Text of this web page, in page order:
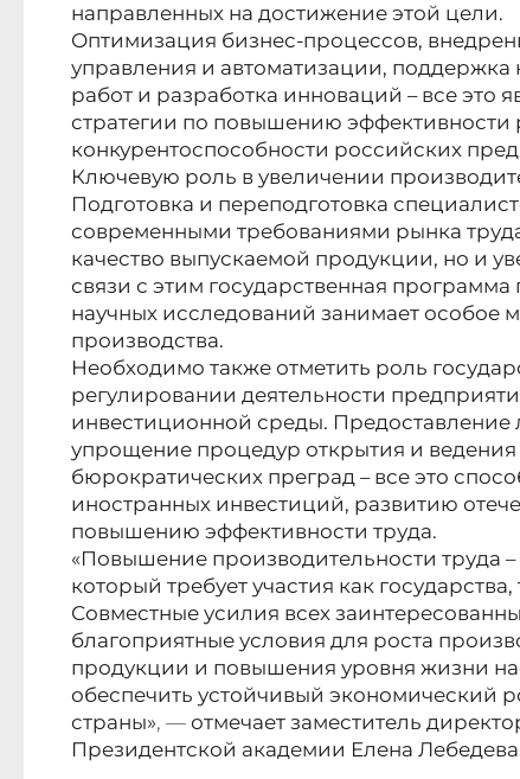
направленных на достижение этой цели.
Оптимизация бизнес-процессов,
управления и автоматизации, поддержка
работ и разработка инноваций – все это
стратегии по повышению эффективности
конкурентоспособности российских
Ключевую роль в увеличении
Подготовка и переподготовка
современными требованиями рынка
качество выпускаемой продукции, но и
связи с этим государственная
научных исследований занимает особое
производства.
Необходимо также отметить роль
регулировании деятельности
инвестиционной среды. Предоставление
упрощение процедур открытия и ведения
бюрократических преград – все это
иностранных инвестиций, развитию
повышению эффективности труда.
«Повышение производительности труда
который требует участия как государства,
Совместные усилия всех
благоприятные условия для роста
продукции и повышения уровня жизни
обеспечить устойчивый экономический
страны», — отмечает заместитель
Президентской академии Елена